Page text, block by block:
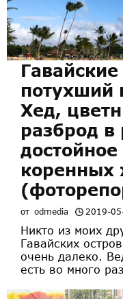
Гавайские
потухший
Хед,
разброд в
коренных
от odmedia 2019-
Никто из моих
Гавайских
очень далеко.
есть во много